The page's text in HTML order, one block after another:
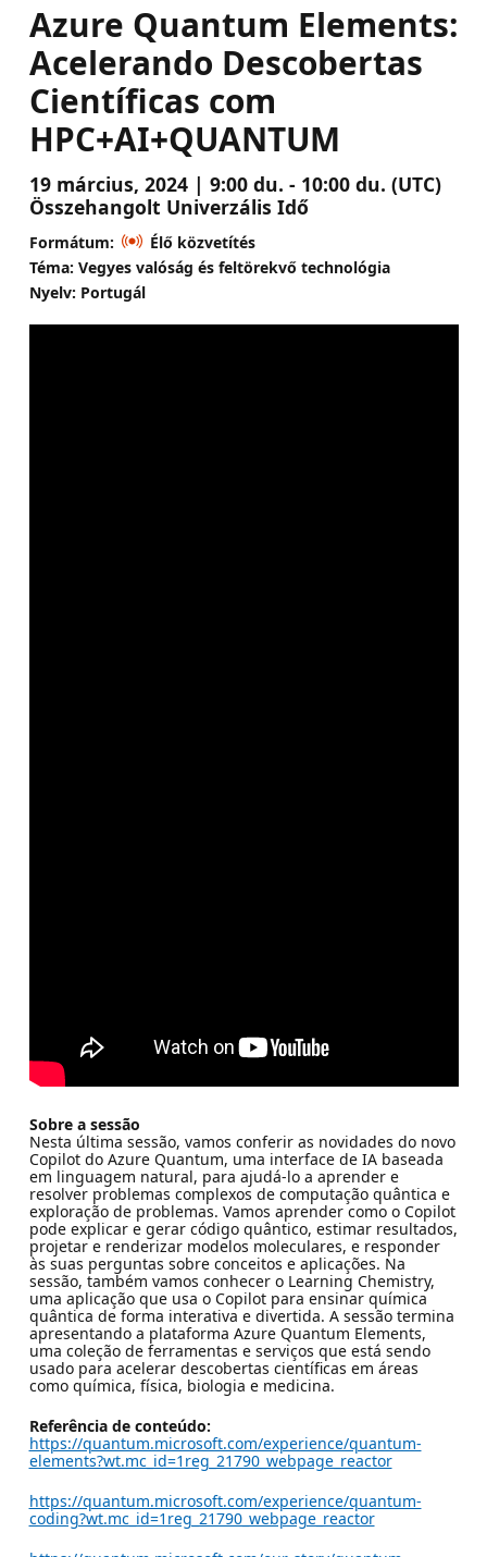
Azure Quantum Elements:
Acelerando Descobertas
Científicas com
HPC+AI+QUANTUM
19 március, 2024 | 9:00 du. - 10:00 du. (UTC)
Összehangolt Univerzális Idő
Formátum:
Élő közvetítés
Téma: Vegyes valóság és feltörekvő technológia
Nyelv: Portugál
Sobre a sessão
Nesta última sessão, vamos conferir as novidades do novo
Copilot do Azure Quantum, uma interface de IA baseada
em linguagem natural, para ajudá-lo a aprender e
resolver problemas complexos de computação quântica e
exploração de problemas. Vamos aprender como o Copilot
pode explicar e gerar código quântico, estimar resultados,
projetar e renderizar modelos moleculares, e responder
às suas perguntas sobre conceitos e aplicações. Na
sessão, também vamos conhecer o Learning Chemistry,
uma aplicação que usa o Copilot para ensinar química
quântica de forma interativa e divertida. A sessão termina
apresentando a plataforma Azure Quantum Elements,
uma coleção de ferramentas e serviços que está sendo
usado para acelerar descobertas científicas em áreas
como química, física, biologia e medicina.
Referência de conteúdo:
https://quantum.microsoft.com/experience/quantum-
elements?wt.mc_id=1reg_21790_webpage_reactor
https://quantum.microsoft.com/experience/quantum-
coding?wt.mc_id=1reg_21790_webpage_reactor